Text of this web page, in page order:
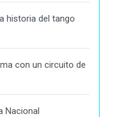
historia del tango
con un circuito de
Nacional